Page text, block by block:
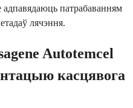
адпавядаюць патрабаванням
лячэння.
Autotemcel
касцявога